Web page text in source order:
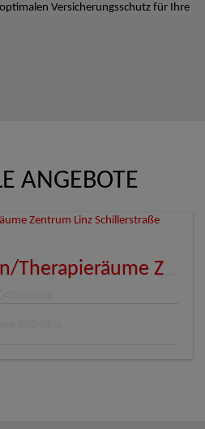
Versicherungsschutz für Ihre
ANGEBOTE